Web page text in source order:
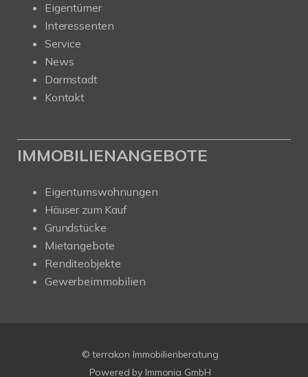
Eigentümer
Interessenten
Service
News
Darmstadt
Kontakt
IMMOBILIENANGEBOTE
Eigentumswohnungen
Häuser zum Kauf
Grundstücke
Mietangebote
Renditeobjekte
Gewerbeimmobilien
© terrakon Immobilienberatung
Powered by Immonia GmbH